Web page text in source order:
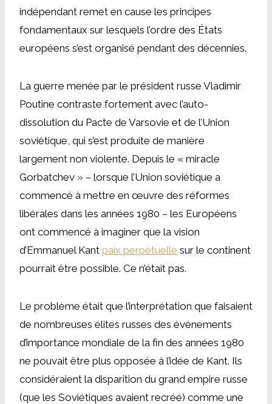
indépendant remet en cause les principes
fondamentaux sur lesquels l’ordre des États
européens s’est organisé pendant des décennies.
La guerre menée par le président russe Vladimir
Poutine contraste fortement avec l’auto-
dissolution du Pacte de Varsovie et de l’Union
soviétique, qui s’est produite de manière
largement non violente. Depuis le « miracle
Gorbatchev » – lorsque l’Union soviétique a
commencé à mettre en œuvre des réformes
libérales dans les années 1980 – les Européens
ont commencé à imaginer que la vision
d’Emmanuel Kant paix perpétuelle sur le continent
pourrait être possible. Ce n’était pas.
Le problème était que l’interprétation que faisaient
de nombreuses élites russes des événements
d’importance mondiale de la fin des années 1980
ne pouvait être plus opposée à l’idée de Kant. Ils
considéraient la disparition du grand empire russe
(que les Soviétiques avaient recréé) comme une